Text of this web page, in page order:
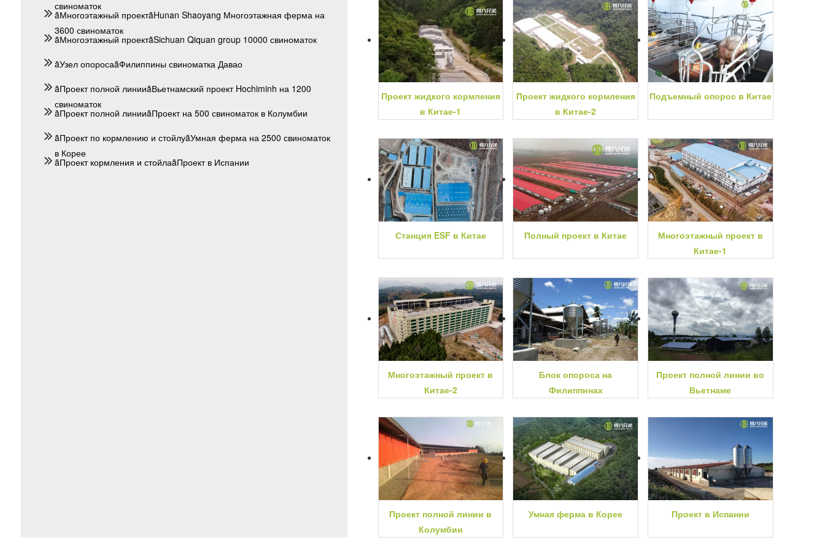
свиноматок
ãМногоэтажный проектãHunan Shaoyang Многоэтажная ферма на
3600 свиноматок
ãМногоэтажный проектãSichuan Qiquan group 10000 свиноматок
ãУзел опоросаãФилиппины свиноматка Давао
ãПроект полной линииãВьетнамский проект Hochiminh на 1200
свиноматок
ãПроект полной линииãПроект на 500 свиноматок в Колумбии
ãПроект по кормлению и стойлуãУмная ферма на 2500 свиноматок
в Корее
ãПроект кормления и стойлаãПроект в Испании
Проект жидкого кормления
в Китае-1
Проект жидкого кормления
в Китае-2
Подъемный опорос в Китае
Станция ESF в Китае Полный проект в Китае
Многоэтажный проект в
Китае-1
Многоэтажный проект в
Китае-2
Блок опороса на
Филиппинах
Проект полной линии во
Вьетнаме
Проект полной линии в
Колумбии
Умная ферма в Корее Проект в Испании